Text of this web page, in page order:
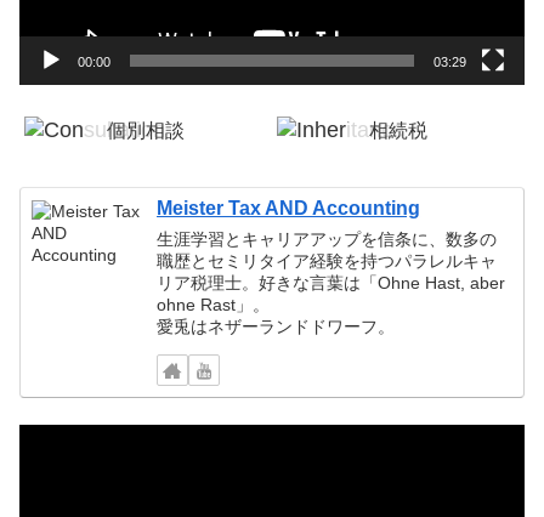
00:00 03:29
個別相談
相続税
Meister Tax AND Accounting
生涯学習とキャリアアップを信条に、数多の
職歴とセミリタイア経験を持つパラレルキャ
リア税理士。好きな言葉は「Ohne Hast, aber
ohne Rast」。
愛兎はネザーランドドワーフ。